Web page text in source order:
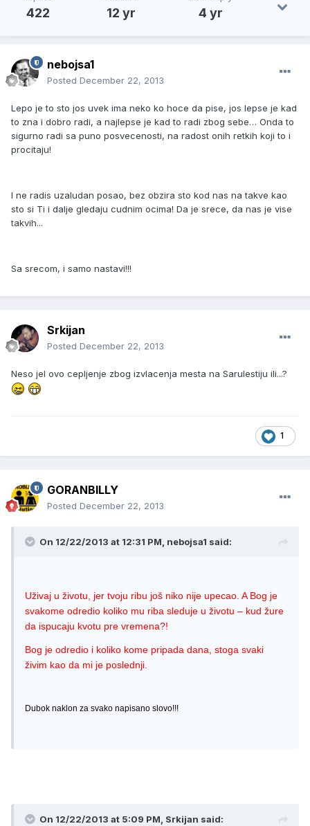
422 12 yr 4 yr
nebojsa1
Posted December 22, 2013
Lepo je to sto jos uvek ima neko ko hoce da pise, jos lepse je kad
to zna i dobro radi, a najlepse je kad to radi zbog sebe… Onda to
sigurno radi sa puno posvecenosti, na radost onih retkih koji to i
procitaju!
I ne radis uzaludan posao, bez obzira sto kod nas na takve kao
sto si Ti i dalje gledaju cudnim ocima! Da je srece, da nas je vise
takvih...
Sa srecom, i samo nastavi!!!
Srkijan
Posted December 22, 2013
Neso jel ovo cepljenje zbog izvlacenja mesta na Sarulestiju ili...?
1
GORANBILLY
Posted December 22, 2013
On 12/22/2013 at 12:31 PM, nebojsa1 said:
Uživaj u životu, jer tvoju ribu još niko nije upecao. A Bog je
svakome odredio koliko mu riba sleduje u životu – kud žure
da ispucaju kvotu pre vremena?!
Bog je odredio i koliko kome pripada dana, stoga svaki
živim kao da mi je poslednji.
Dubok naklon za svako napisano slovo!!!
On 12/22/2013 at 5:09 PM, Srkijan said: